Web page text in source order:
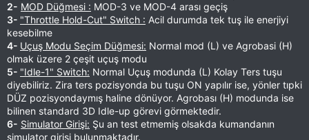
2- MOD Düğmesi : MOD-3 ve MOD-4 arası geçiş
3- "Throttle Hold-Cut" Switch : Acil durumda tek tuş ile enerjiyi
kesebilme
4- Uçuş Modu Seçim Düğmesi: Normal mod (L) ve Agrobasi (H)
olmak üzere 2 çeşit uçuş modu
5- "Idle-1" Switch: Normal Uçuş modunda (L) Kolay Ters tuşu
diyebiliriz. Zira ters pozisyonda bu tuşu ON yapılır ise, yönler tıpki
DÜZ pozisyondaymış haline dönüyor. Agrobası (H) modunda ise
bilinen standard 3D Idle-up görevi görmektedir.
6- Simulator Girişi: Şu an test etmemiş olsakda kumandanın
simulator girişi bulunmaktadır.